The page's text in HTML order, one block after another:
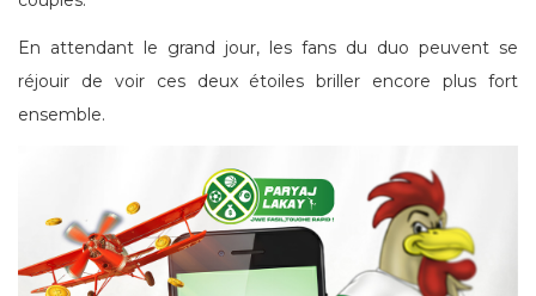
En attendant le grand jour, les fans du duo peuvent se
réjouir de voir ces deux étoiles briller encore plus fort
ensemble.